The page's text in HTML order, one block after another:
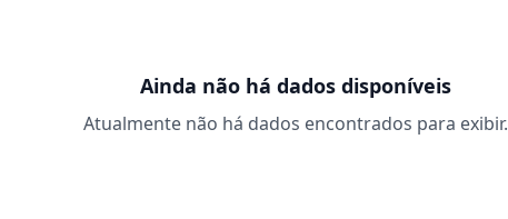
Ainda não há dados disponíveis
Atualmente não há dados encontrados para exibir.